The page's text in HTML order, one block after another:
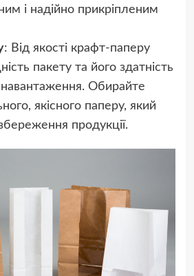
і надійно прикріпленим
: Від якості крафт-паперу
пакету та його здатність
Обирайте
якісного паперу, який
продукції.